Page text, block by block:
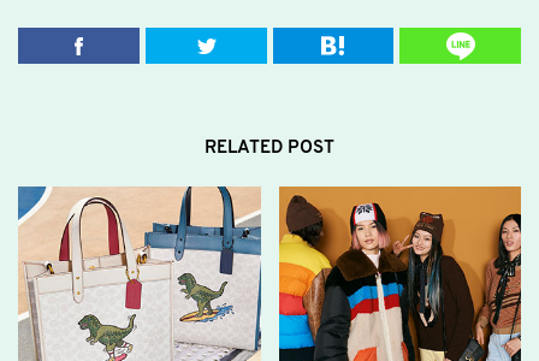
RELATED POST